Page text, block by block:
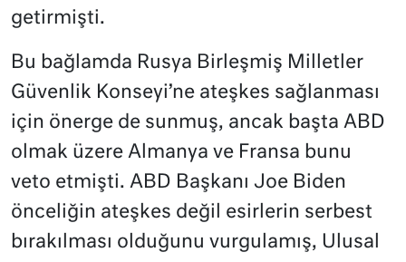
getirmişti.
Bu bağlamda Rusya Birleşmiş Milletler
Güvenlik Konseyi’ne ateşkes sağlanması
için önerge de sunmuş, ancak başta ABD
olmak üzere Almanya ve Fransa bunu
veto etmişti. ABD Başkanı Joe Biden
önceliğin ateşkes değil esirlerin serbest
bırakılması olduğunu vurgulamış, Ulusal